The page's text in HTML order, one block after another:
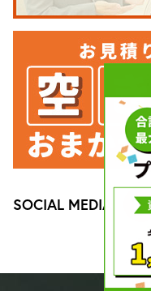
SOCIAL MEDIA